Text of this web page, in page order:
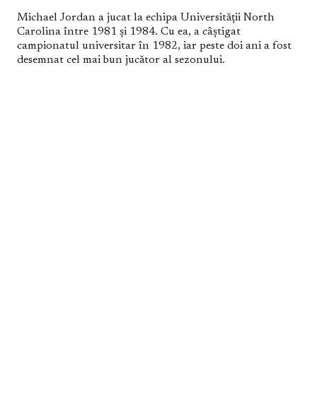
Michael Jordan a jucat la echipa Universității North
Carolina între 1981 și 1984. Cu ea, a câștigat
campionatul universitar în 1982, iar peste doi ani a fost
desemnat cel mai bun jucător al sezonului.